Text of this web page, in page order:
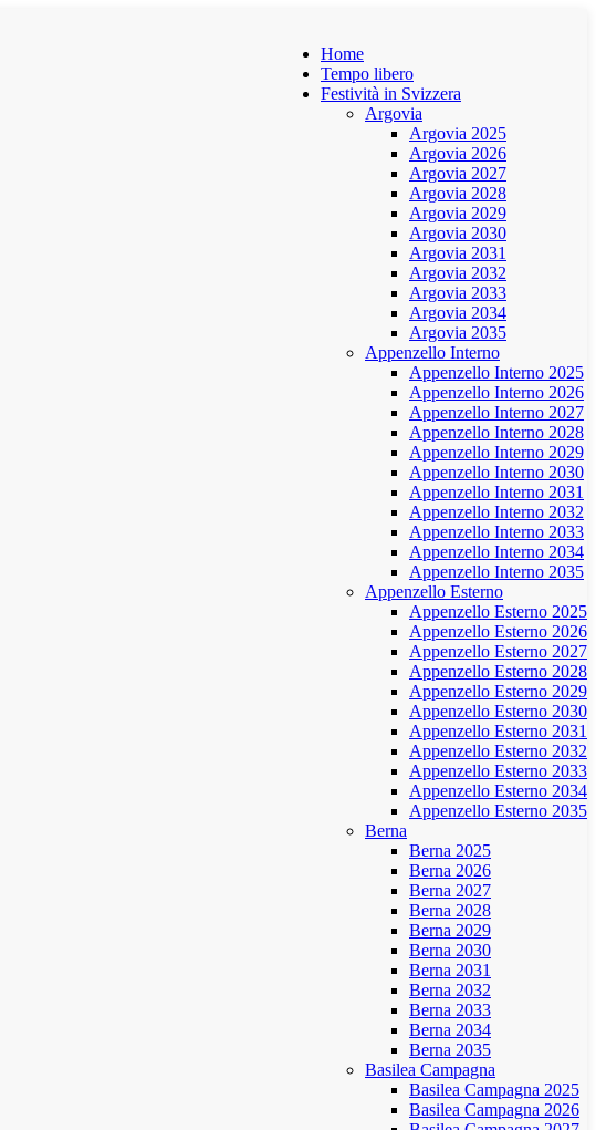
Home
Tempo libero
Festività in Svizzera
Argovia
Argovia 2025
Argovia 2026
Argovia 2027
Argovia 2028
Argovia 2029
Argovia 2030
Argovia 2031
Argovia 2032
Argovia 2033
Argovia 2034
Argovia 2035
Appenzello Interno
Appenzello Interno 2025
Appenzello Interno 2026
Appenzello Interno 2027
Appenzello Interno 2028
Appenzello Interno 2029
Appenzello Interno 2030
Appenzello Interno 2031
Appenzello Interno 2032
Appenzello Interno 2033
Appenzello Interno 2034
Appenzello Interno 2035
Appenzello Esterno
Appenzello Esterno 2025
Appenzello Esterno 2026
Appenzello Esterno 2027
Appenzello Esterno 2028
Appenzello Esterno 2029
Appenzello Esterno 2030
Appenzello Esterno 2031
Appenzello Esterno 2032
Appenzello Esterno 2033
Appenzello Esterno 2034
Appenzello Esterno 2035
Berna
Berna 2025
Berna 2026
Berna 2027
Berna 2028
Berna 2029
Berna 2030
Berna 2031
Berna 2032
Berna 2033
Berna 2034
Berna 2035
Basilea Campagna
Basilea Campagna 2025
Basilea Campagna 2026